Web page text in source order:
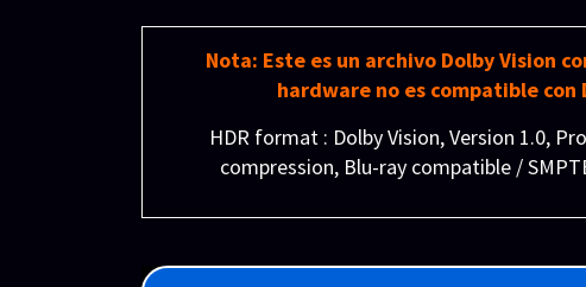
Nota: Este es un archivo Dolby Vision
hardware no es compatible con
HDR format : Dolby Vision, Version 1.0,
compression, Blu-ray compatible /